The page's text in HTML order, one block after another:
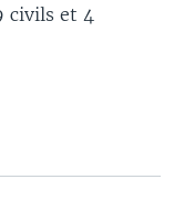
civils et 4